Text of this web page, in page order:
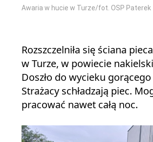
Awaria w hucie w Turze/fot. OSP Paterek
Rozszczelniła się ściana
w Turze, w powiecie
Doszło do wycieku gorącego
Strażacy schładzają piec.
pracować nawet całą noc.